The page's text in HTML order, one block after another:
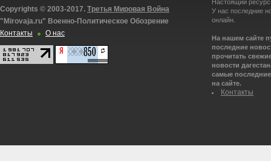
Copyrights © 2003-2017. Третья Мировая Война
"Mirovaja.ru" Военно-Политическое Обозрение
Контакты
О нас
Настоящий
У нас последние
онлайн.
На нашем сайте
последние
прочитать
новости
самые
на сайте.
Контакты